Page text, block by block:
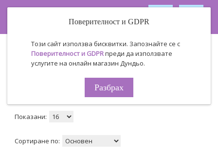
Поверителност и GDPR
Този сайт използва бисквитки. Запознайте се с
Поверителност и GDPRпреди да използвате
услугите на онлайн магазин Дундьо.
Разбрах
Производител BabyMatex
BabyMatex
Продукти за сравнение ( 0 )
Показани:
Сортиране по: